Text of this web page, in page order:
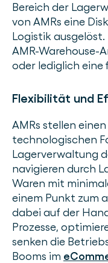
Bereich der
von AMRs eine
Logistik ausgelöst.
AMR-Warehouse-
oder lediglich eine
Flexibilität und
AMRs stellen
technologischen
Lagerverwaltung
navigieren durch
Waren mit
einem Punkt zum
dabei auf der
Prozesse,
senken die
Booms im